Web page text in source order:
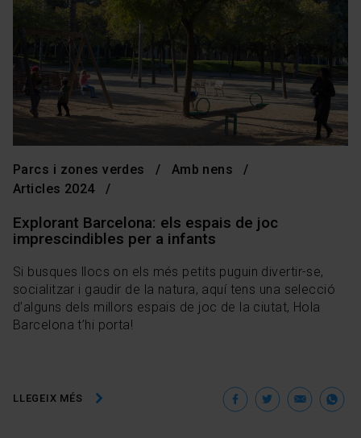
experiència d’usuari.
Les cookies necessàries són imprescindibles per al
funcionament del web i, per tant, si no les acceptes, no
pots començar a navegar-hi. Només pots consultar la
nostra
Política de cookies.
En qualsevol moment de la navegació en aquest web,
pots modificar la teva selecció de cookies anant a l’opció
“Gestor de cookies”, que trobaràs al menú de la part
Parcs i zones verdes
Amb nens
Articles 2024
Explorant Barcelona: els espais de joc
imprescindibles per a infants
Si busques llocs on els més petits puguin divertir-se,
socialitzar i gaudir de la natura, aquí tens una selecció
d’alguns dels millors espais de joc de la ciutat, Hola
Barcelona t’hi porta!
LLEGEIX MÉS Facebook
Twitter